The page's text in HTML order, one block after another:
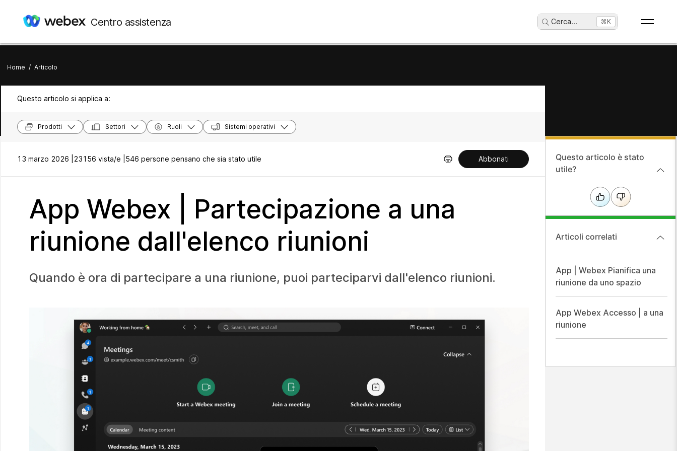
Centro assistenza Cerca... ⌘K
Home / Articolo
Questo articolo si applica a:
Prodotti Settori Ruoli Sistemi operativi
13 marzo 2026 | 23156 vista/e | 546 persone pensano che sia stato utile Abbonati
App Webex | Partecipazione a una
riunione dall'elenco riunioni
Quando è ora di partecipare a una riunione, puoi parteciparvi dall'elenco riunioni.
Questo articolo è stato
utile?
Articoli correlati
App | Webex Pianifica una
riunione da uno spazio
App Webex Accesso | a una
riunione